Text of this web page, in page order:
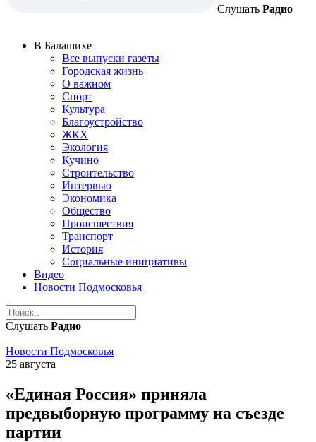
Слушать Радио
В Балашихе
Все выпуски газеты
Городская жизнь
О важном
Спорт
Культура
Благоустройство
ЖКХ
Экология
Кучино
Строительство
Интервью
Экономика
Общество
Происшествия
Транспорт
История
Социальные инициативы
Видео
Новости Подмосковья
Слушать Радио
Новости Подмосковья
25 августа
«Единая Россия» приняла
предвыборную программу на съезде
партии